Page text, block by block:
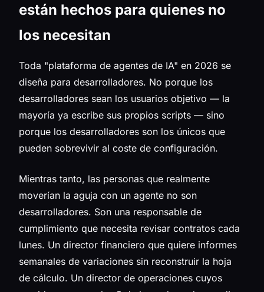
están hechos para quienes no
los necesitan
Toda "plataforma de agentes de IA" en 2026 se
diseña para desarrolladores. No porque los
desarrolladores sean los usuarios objetivo — la
mayoría ya escribe sus propios scripts — sino
porque los desarrolladores son los únicos que
pueden sobrevivir al coste de configuración.
Mientras tanto, las personas que realmente
moverían la aguja con un agente no son
desarrolladores. Son una responsable de
cumplimiento que necesita revisar contratos cada
lunes. Un director financiero que quiere informes
semanales de variaciones sin reconstruir la hoja
de cálculo. Un director de operaciones cuyos